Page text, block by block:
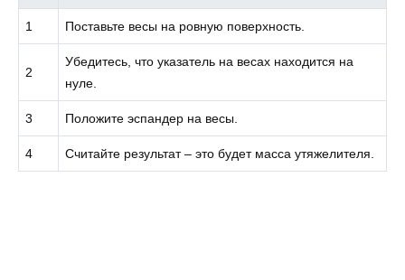
1 Поставьте весы на ровную поверхность.
2
Убедитесь, что указатель на весах находится на
нуле.
3 Положите эспандер на весы.
4 Считайте результат – это будет масса утяжелителя.